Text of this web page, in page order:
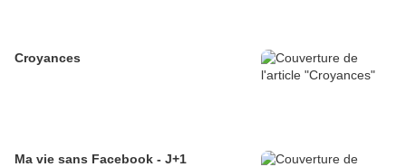
Croyances
Ma vie sans Facebook - J+1